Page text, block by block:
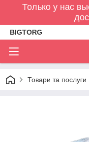
Только у нас
BIGTORG
Товари та послуги